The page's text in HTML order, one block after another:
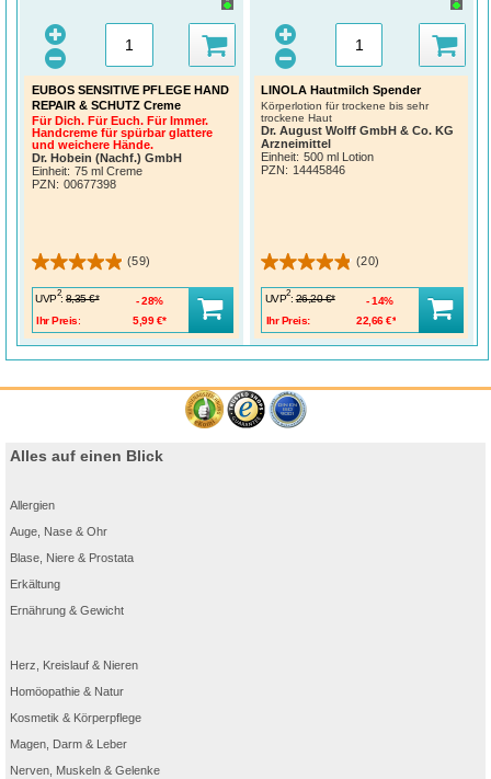
EUBOS SENSITIVE PFLEGE HAND
REPAIR & SCHUTZ Creme
Für Dich. Für Euch. Für Immer.
Handcreme für spürbar glattere
und weichere Hände.
Dr. Hobein (Nachf.) GmbH
Einheit: 75 ml Creme
PZN : 00677398
(59)
UVP
2
: 8,35 €*
Ihr Preis:
5,99 €*
28%
LINOLA Hautmilch Spender
Körperlotion für trockene bis sehr
trockene Haut
Dr. August Wolff GmbH & Co. KG
Arzneimittel
Einheit: 500 ml Lotion
PZN : 14445846
(20)
UVP
2
: 26,20 €*
Ihr Preis:
22,66 €*
14%
Alles auf einen Blick
Allergien
Auge, Nase & Ohr
Blase, Niere & Prostata
Erkältung
Ernährung & Gewicht
Herz, Kreislauf & Nieren
Homöopathie & Natur
Kosmetik & Körperpflege
Magen, Darm & Leber
Nerven, Muskeln & Gelenke